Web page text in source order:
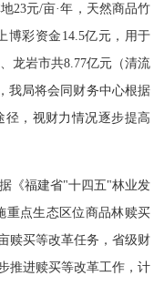
23元/亩·年，天然商品竹
博彩资金14.5亿元，用于
龙岩市共8.77亿元（清流
我局将会同财务中心根据
，视财力情况逐步提高
《福建省"十四五"林业发
重点生态区位商品林赎买
赎买等改革任务，省级财
推进赎买等改革工作，计